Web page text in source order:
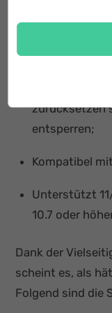
Sperrcode
ID und Face
Apple ID
zurücksetzen
entsperren;
Kompatibel
Unterstützt
10.7 oder
Dank der
scheint es, als
Folgend sind die